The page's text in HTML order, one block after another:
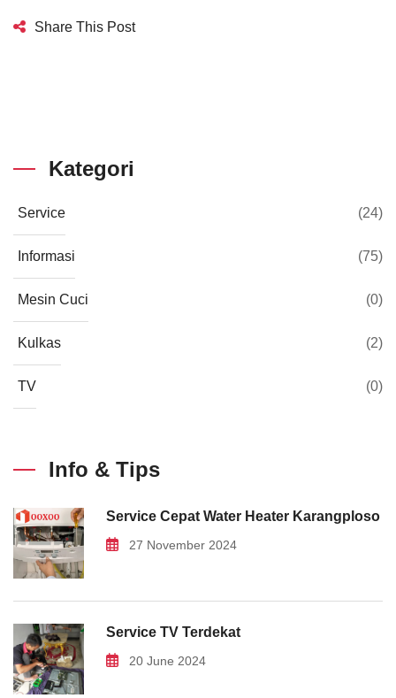
Share This Post
Kategori
Service (24)
Informasi (75)
Mesin Cuci (0)
Kulkas (2)
TV (0)
Info & Tips
Service Cepat Water Heater Karangploso
27 November 2024
Service TV Terdekat
20 June 2024